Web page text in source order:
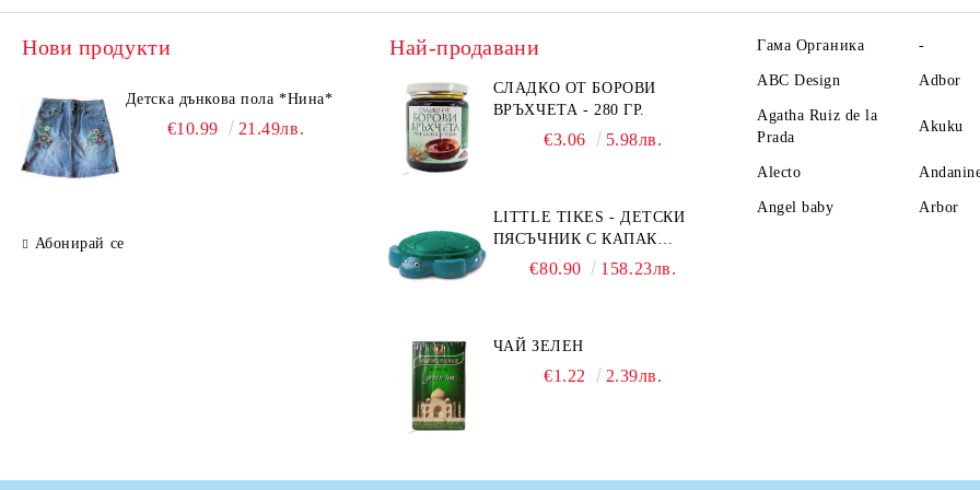
Нови продукти
Детска дънкова пола *Нина*
€10.99 21.49лв.
Абонирай се
Най-продавани
СЛАДКО ОТ БОРОВИ
ВРЪХЧЕТА - 280 ГР.
€3.06 5.98лв.
LITTLE TIKES - ДЕТСКИ
ПЯСЪЧНИК С КАПАК
TURTLE€80.90 158.23лв.
ЧАЙ ЗЕЛЕН
€1.22 2.39лв.
Гама Органика -
ABC Design Adbor
Agatha Ruiz de la
Prada
Akuku
Alecto
Angel baby Arbor